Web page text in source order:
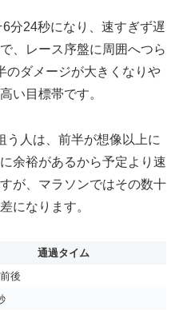
分24秒になり、速すぎず遅
、レース序盤に周囲へつら
のダメージが大きくなりや
い目標帯です。
う人は、前半が想像以上に
余裕があるから予定より速
が、マラソンではその数十
になります。
通過タイム
後